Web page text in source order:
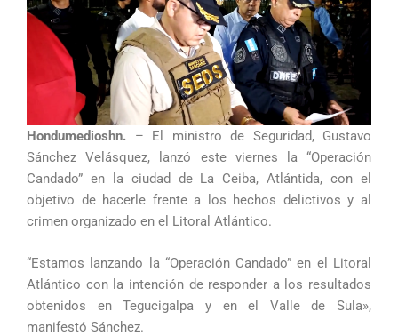
Hondumedioshn. – El ministro de Seguridad, Gustavo
Sánchez Velásquez, lanzó este viernes la “Operación
Candado” en la ciudad de La Ceiba, Atlántida, con el
objetivo de hacerle frente a los hechos delictivos y al
crimen organizado en el Litoral Atlántico.
“Estamos lanzando la “Operación Candado” en el Litoral
Atlántico con la intención de responder a los resultados
obtenidos en Tegucigalpa y en el Valle de Sula»,
manifestó Sánchez.